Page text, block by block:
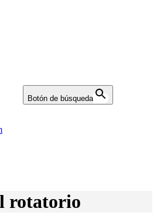
Botón de búsqueda
rotatorio